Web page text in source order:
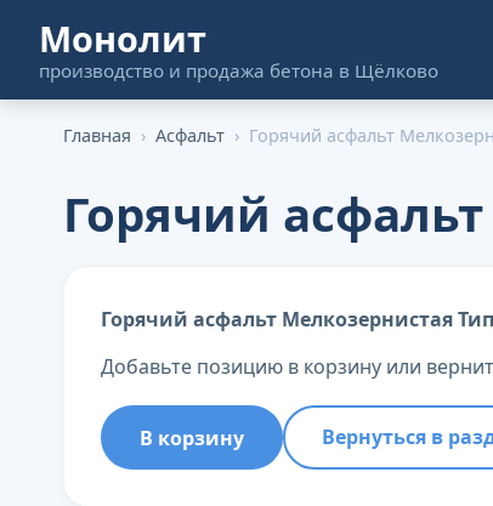
Монолит
производство и продажа бетона в Щёлково
Главная › Асфальт › Горячий асфальт
Горячий
Горячий асфальт Мелкозернистая
Добавьте позицию в корзину или
В корзину Вернуться в